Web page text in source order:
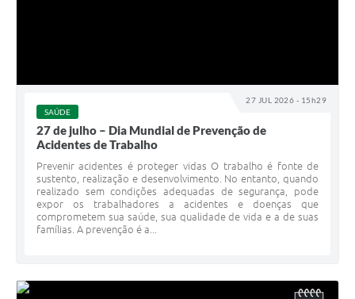
27 JUL 2026 - 15h29
SAÚDE
27 de julho – Dia Mundial de Prevenção de
Acidentes de Trabalho
Prevenir acidentes é proteger vidas O trabalho é fonte de
sustento, realização e desenvolvimento. No entanto, quando
realizado sem condições adequadas de segurança, pode
expor os trabalhadores a acidentes e doenças que
comprometem sua saúde, sua qualidade de vida e a de suas
famílias. A prevenção é a...